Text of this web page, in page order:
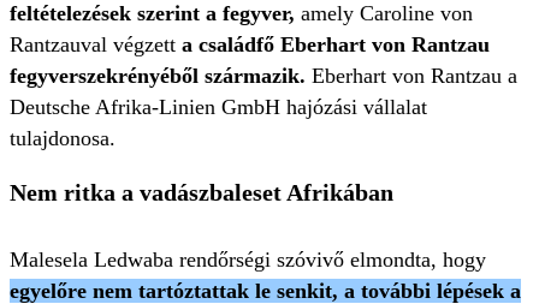
feltételezések szerint a fegyver, amely Caroline von
Rantzauval végzett a családfő Eberhart von Rantzau
fegyverszekrényéből származik. Eberhart von Rantzau a
Deutsche Afrika-Linien GmbH hajózási vállalat
tulajdonosa.
Nem ritka a vadászbaleset Afrikában
Malesela Ledwaba rendőrségi szóvivő elmondta, hogy
egyelőre nem tartóztattak le senkit, a további lépések a